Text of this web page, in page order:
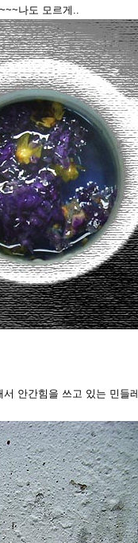
나도 모르게..
안간힘을 쓰고 있는 민들